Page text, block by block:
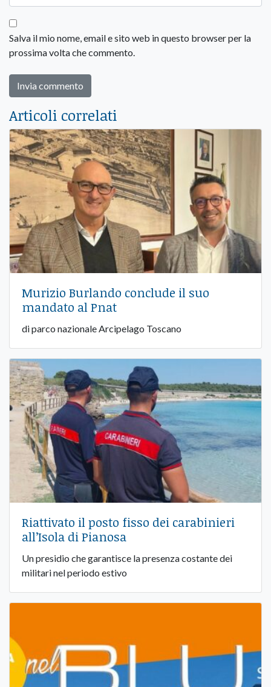
Salva il mio nome, email e sito web in questo browser per la
prossima volta che commento.
Articoli correlati
Murizio Burlando conclude il suo
mandato al Pnat
di parco nazionale Arcipelago Toscano
Riattivato il posto fisso dei carabinieri
all’Isola di Pianosa
Un presidio che garantisce la presenza costante dei
militari nel periodo estivo